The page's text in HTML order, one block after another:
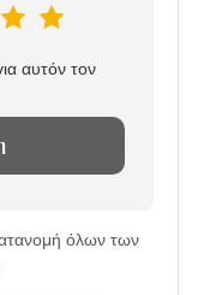
αυτόν τον
όλων των